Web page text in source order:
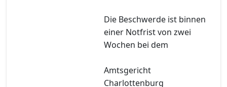
Die Beschwerde ist binnen
einer Notfrist von zwei
Wochen bei dem
Amtsgericht
Charlottenburg